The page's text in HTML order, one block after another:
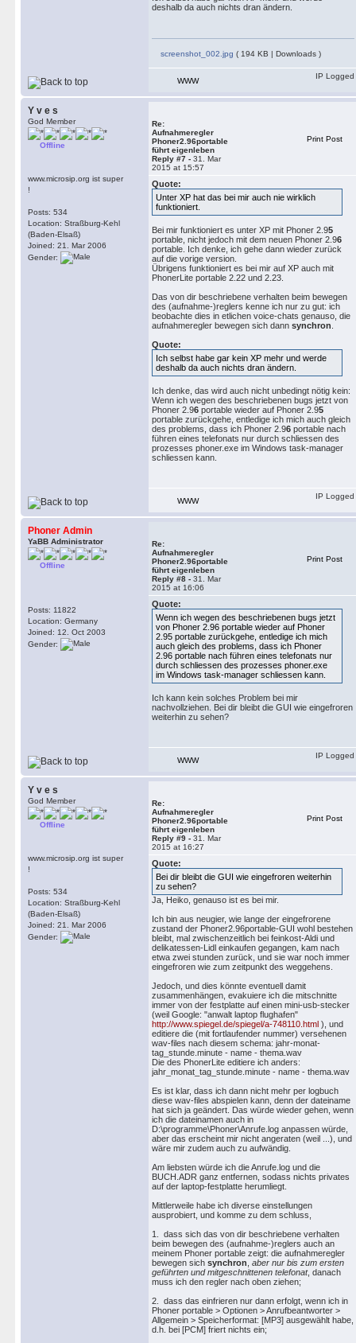
deshalb da auch nichts dran ändern.
screenshot_002.jpg ( 194 KB | Downloads )
WWW
IP Logged
Y v e s
God Member
Offline
www.microsip.org ist super
!
Posts: 534
Location: Straßburg-Kehl
(Baden-Elsaß)
Joined: 21. Mar 2006
Gender:
Re:
Aufnahmeregler
Phoner2.96portable
führt eigenleben
Reply #7 - 31. Mar
2015 at 15:57
Print Post
Quote:
Unter XP hat das bei mir auch nie wirklich
funktioniert.
Bei mir funktioniert es unter XP mit Phoner 2.95
portable, nicht jedoch mit dem neuen Phoner 2.96
portable. Ich denke, ich gehe dann wieder zurück
auf die vorige version.
Übrigens funktioniert es bei mir auf XP auch mit
PhonerLite portable 2.22 und 2.23.
Das von dir beschriebene verhalten beim bewegen
des (aufnahme-)reglers kenne ich nur zu gut: ich
beobachte dies in etlichen voice-chats genauso, die
aufnahmeregler bewegen sich dann synchron
Quote:
Ich selbst habe gar kein XP mehr und werde
deshalb da auch nichts dran ändern.
Ich denke, das wird auch nicht unbedingt nötig kein:
Wenn ich wegen des beschriebenen bugs jetzt von
Phoner 2.96 portable wieder auf Phoner 2.95
portable zurückgehe, entledige ich mich auch gleich
des problems, dass ich Phoner 2.96 portable nach
führen eines telefonats nur durch schliessen des
prozesses phoner.exe im Windows task-manager
schliessen kann.
WWW
IP Logged
Phoner Admin
YaBB Administrator
Offline
Posts: 11822
Location: Germany
Joined: 12. Oct 2003
Gender:
Re:
Aufnahmeregler
Phoner2.96portable
führt eigenleben
Reply #8 - 31. Mar
2015 at 16:06
Print Post
Quote:
Wenn ich wegen des beschriebenen bugs jetzt
von Phoner 2.96 portable wieder auf Phoner
2.95 portable zurückgehe, entledige ich mich
auch gleich des problems, dass ich Phoner
2.96 portable nach führen eines telefonats nur
durch schliessen des prozesses phoner.exe
im Windows task-manager schliessen kann.
Ich kann kein solches Problem bei mir
nachvollziehen. Bei dir bleibt die GUI wie eingefroren
weiterhin zu sehen?
WWW
IP Logged
Y v e s
God Member
Offline
www.microsip.org ist super
!
Posts: 534
Location: Straßburg-Kehl
(Baden-Elsaß)
Joined: 21. Mar 2006
Gender:
Re:
Aufnahmeregler
Phoner2.96portable
führt eigenleben
Reply #9 - 31. Mar
2015 at 16:27
Print Post
Quote:
Bei dir bleibt die GUI wie eingefroren weiterhin
zu sehen?
Ja, Heiko, genauso ist es bei mir.
Ich bin aus neugier, wie lange der eingefrorene
zustand der Phoner2.96portable-GUI wohl bestehen
bleibt, mal zwischenzeitlich bei feinkost-Aldi und
delikatessen-Lidl einkaufen gegangen, kam nach
etwa zwei stunden zurück, und sie war noch immer
eingefroren wie zum zeitpunkt des weggehens.
Jedoch, und dies könnte eventuell damit
zusammenhängen, evakuiere ich die mitschnitte
immer von der festplatte auf einen mini-usb-stecker
(weil Google: "anwalt laptop flughafen"
http://www.spiegel.de/spiegel/a-748110.html ), und
editiere die (mit fortlaufender nummer) versehenen
wav-files nach diesem schema: jahr-monat-
tag_stunde.minute - name - thema.wav
Die des PhonerLite editiere ich anders:
jahr_monat_tag_stunde.minute - name - thema.wav
Es ist klar, dass ich dann nicht mehr per logbuch
diese wav-files abspielen kann, denn der dateiname
hat sich ja geändert. Das würde wieder gehen, wenn
ich die dateinamen auch in
D:\programme\Phoner\Anrufe.log anpassen würde,
aber das erscheint mir nicht angeraten (weil ...), und
wäre mir zudem auch zu aufwändig.
Am liebsten würde ich die Anrufe.log und die
BUCH.ADR ganz entfernen, sodass nichts privates
auf der laptop-festplatte herumliegt.
Mittlerweile habe ich diverse einstellungen
ausprobiert, und komme zu dem schluss,
1. dass sich das von dir beschriebene verhalten
beim bewegen des (aufnahme-)reglers auch an
meinem Phoner portable zeigt: die aufnahmeregler
bewegen sich synchron aber nur bis zum ersten
geführten und mitgeschnittenen telefonat, danach
muss ich den regler nach oben ziehen;
2. dass das einfrieren nur dann erfolgt, wenn ich in
Phoner portable > Optionen > Anrufbeantworter >
Allgemein > Speicherformat: [MP3] ausgewählt habe,
d.h. bei [PCM] friert nichts ein;